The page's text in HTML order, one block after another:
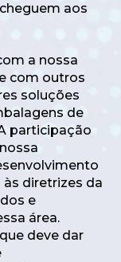
aos
a nossa
com outros
soluções
de
participação
diretrizes da
e
área.
deve dar